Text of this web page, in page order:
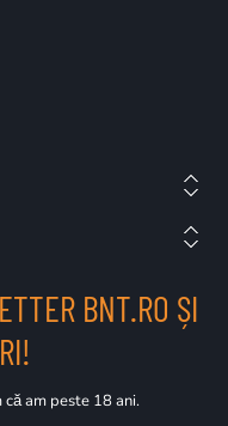
BNT.RO ȘI
am peste 18 ani.